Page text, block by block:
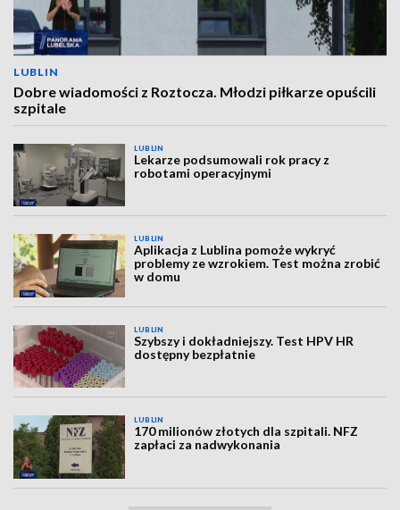
LUBLIN
Dobre wiadomości z Roztocza. Młodzi piłkarze opuścili
szpitale
LUBLIN
Lekarze podsumowali rok pracy z
robotami operacyjnymi
LUBLIN
Aplikacja z Lublina pomoże wykryć
problemy ze wzrokiem. Test można zrobić
w domu
LUBLIN
Szybszy i dokładniejszy. Test HPV HR
dostępny bezpłatnie
LUBLIN
170 milionów złotych dla szpitali. NFZ
zapłaci za nadwykonania